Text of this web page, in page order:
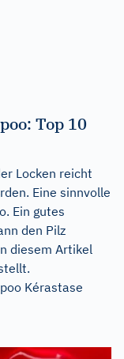
Top 10
Locken reicht
Eine sinnvolle
Ein gutes
den Pilz
diesem Artikel
Kérastase